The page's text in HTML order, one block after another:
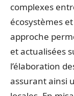
complexes
écosystèmes
approche
et actualisées
l’élaboration
assurant ainsi